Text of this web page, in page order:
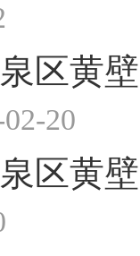
区黄
20
区黄